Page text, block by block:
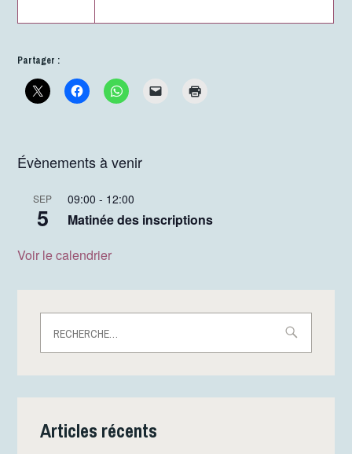
Partager :
Évènements à venir
SEP
5
09:00 - 12:00
Matinée des inscriptions
Voir le calendrier
Articles récents